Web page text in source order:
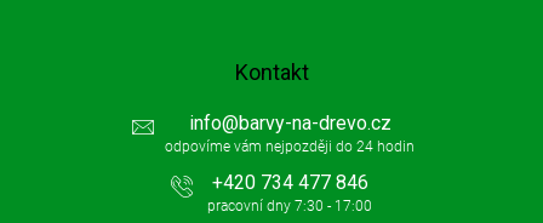
Kontakt
info@barvy-na-drevo.cz
+420 734 477 846